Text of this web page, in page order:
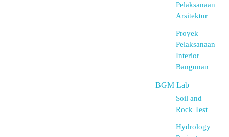
Pelaksanaan
Arsitektur
Proyek
Pelaksanaan
Interior
Bangunan
BGM Lab
Soil and
Rock Test
Hydrology